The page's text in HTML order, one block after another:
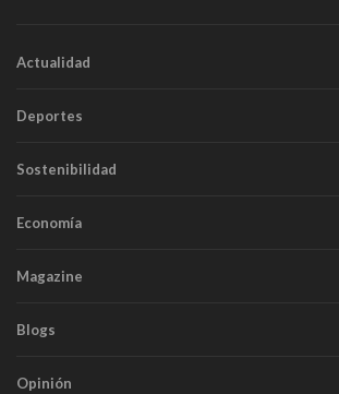
Actualidad
Deportes
Sostenibilidad
Economía
Magazine
Blogs
Opinión